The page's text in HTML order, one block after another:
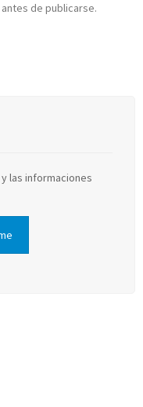
de publicarse.
las informaciones